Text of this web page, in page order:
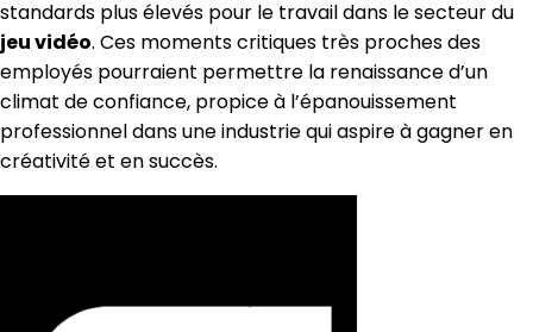
standards plus élevés pour le travail dans le secteur du
jeu vidéo. Ces moments critiques très proches des
employés pourraient permettre la renaissance d’un
climat de confiance, propice à l’épanouissement
professionnel dans une industrie qui aspire à gagner en
créativité et en succès.